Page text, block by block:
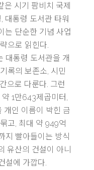
은 시기 팜비치 국제
대통령 도서관 타워
는 단순한 기념 사업
으로 읽힌다.
대통령 도서관을 개
록의 보존소, 시민
으로 다룬다. 그런
1만643제곱미터,
개인 이름이 박힌 금
고, 최대 약 949억
지 빨아들이는 방식
유산의 건설이 아니
설에 가깝다.